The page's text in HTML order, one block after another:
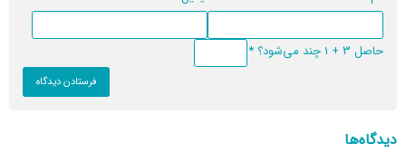
حاصل 3 + 1 چند می‌شود؟ *
دیدگاه‌ها